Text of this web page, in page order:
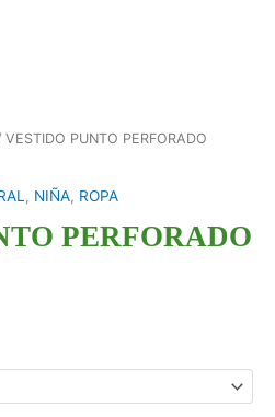
VESTIDO PUNTO PERFORADO
, NIÑA, ROPA
PERFORADO